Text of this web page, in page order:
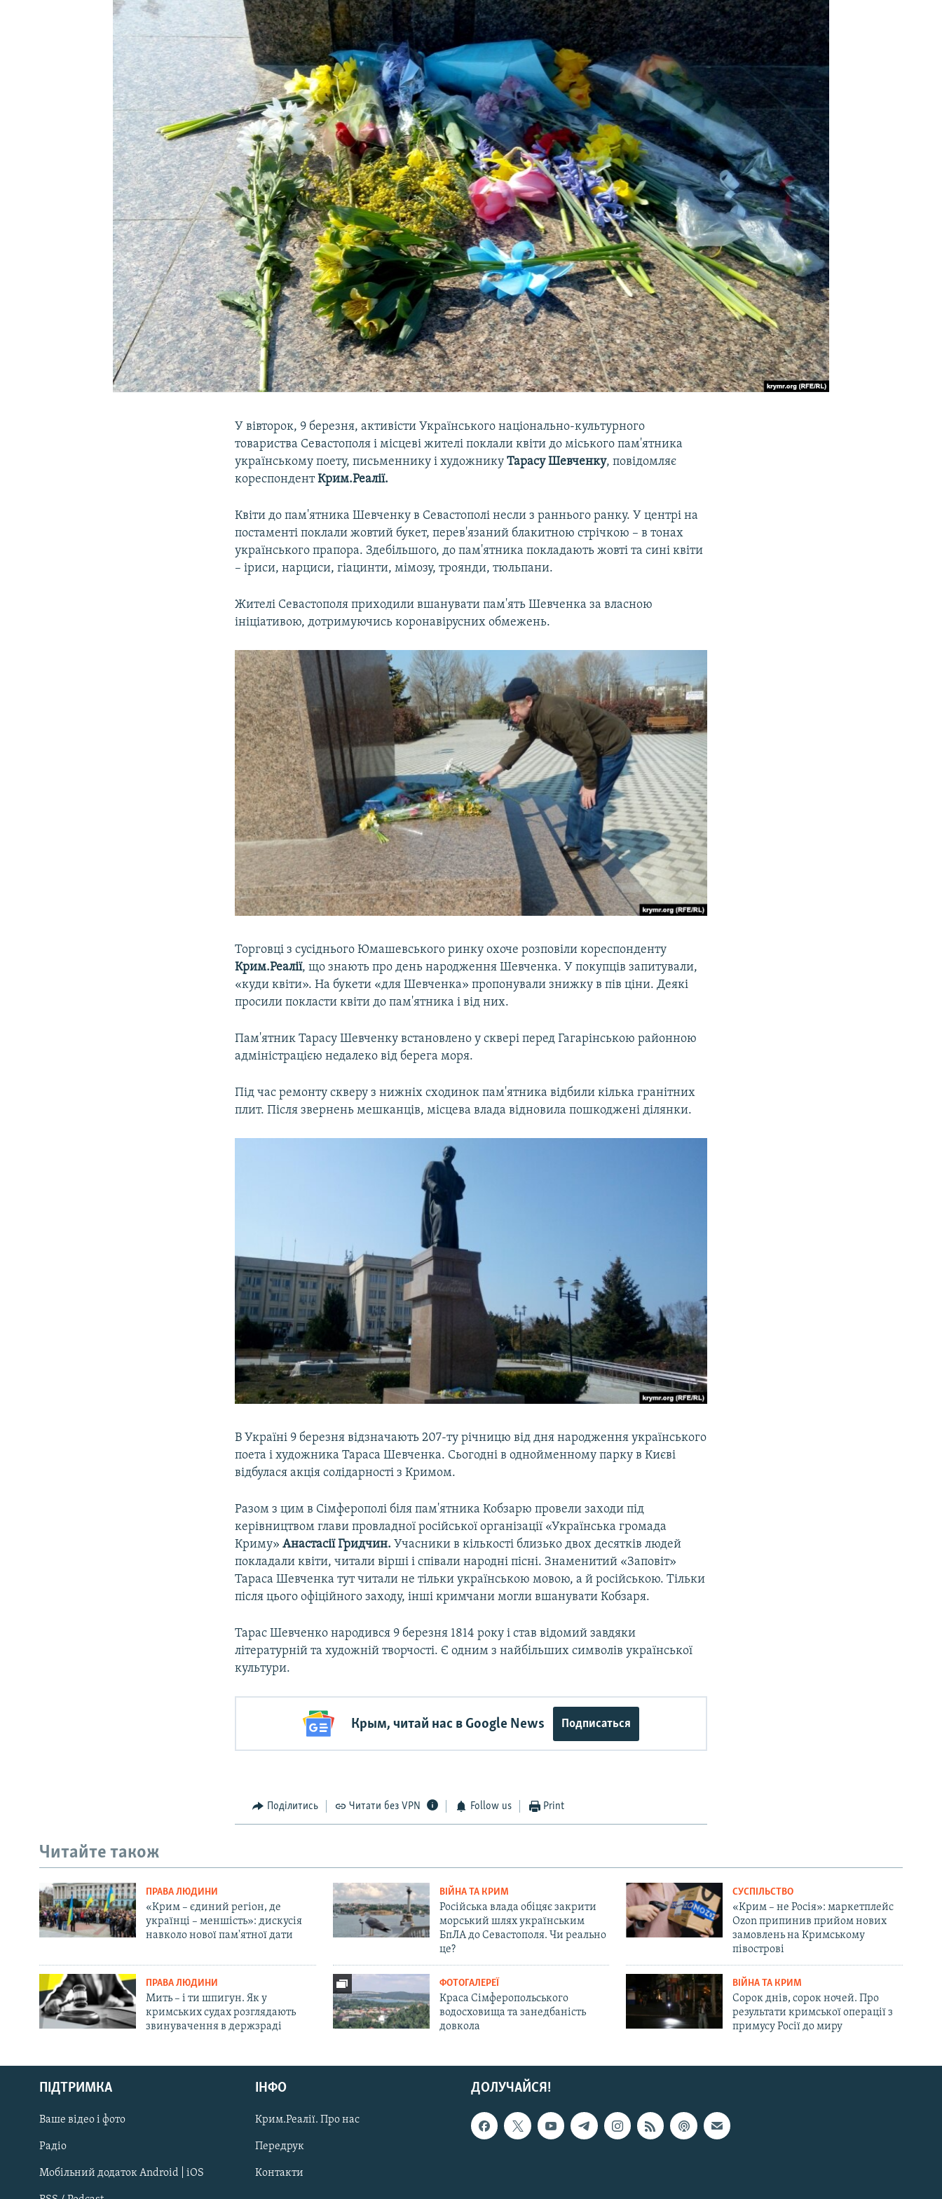
УКРАЇНСЬКА ПРОБЛЕМА КРИМУ
Русский
Qırımtatar
ДОЛУЧАЙСЯ!
У вівторок, 9 березня, активісти Українського національно-культурного
товариства Севастополя і місцеві жителі поклали квіти до міського пам'ятника
українському поету, письменнику і художникуТарасу Шевченку, повідомляє
кореспондентКрим.Реалії.
Квіти до пам'ятника Шевченку в Севастополі несли з раннього ранку. У центрі на
постаменті поклали жовтий букет, перев'язаний блакитною стрічкою – в тонах
українського прапора. Здебільшого, до пам'ятника покладають жовті та сині квіти
– іриси, нарциси, гіацинти, мімозу, троянди, тюльпани.
Жителі Севастополя приходили вшанувати пам'ять Шевченка за власною
ініціативою, дотримуючись коронавірусних обмежень.
Торговці з сусіднього Юмашевського ринку охоче розповіли кореспонденту
Крим.Реалії, що знають про день народження Шевченка. У покупців запитували,
«куди квіти». На букети «для Шевченка» пропонували знижку в пів ціни. Деякі
просили покласти квіти до пам'ятника і від них.
Пам'ятник Тарасу Шевченку встановлено у сквері перед Гагарінською районною
адміністрацією недалеко від берега моря.
Під час ремонту скверу з нижніх сходинок пам'ятника відбили кілька гранітних
плит. Після звернень мешканців, місцева влада відновила пошкоджені ділянки.
В Україні 9 березня відзначають 207-ту річницю від дня народження українського
поета і художника Тараса Шевченка. Сьогодні в однойменному парку в Києві
відбулася акція солідарності з Кримом.
Разом з цим в Сімферополі біля пам'ятника Кобзарю провели заходи під
керівництвом глави провладної російської організації «Українська громада
Криму»Анастасії Гридчин. Учасники в кількості близько двох десятків людей
покладали квіти, читали вірші і співали народні пісні. Знаменитий «Заповіт»
Тараса Шевченка тут читали не тільки українською мовою, а й російською. Тільки
після цього офіційного заходу, інші кримчани могли вшанувати Кобзаря.
Тарас Шевченко народився 9 березня 1814 року і став відомий завдяки
літературній та художній творчості. Є одним з найбільших символів української
культури.
Крым, читай нас в Google News Подписаться
Поділитись Читати без VPN Follow us Print
Читайте також
ПРАВА ЛЮДИНИ
«Крим – єдиний регіон, де
українці – меншість»: дискусія
навколо нової пам'ятної дати
ВІЙНА ТА КРИМ
Російська влада обіцяє закрити
морський шлях українським
БпЛА до Севастополя. Чи реально
це?
СУСПІЛЬСТВО
«Крим – не Росія»: маркетплейс
Ozon припинив прийом нових
замовлень на Кримському
півострові
ПРАВА ЛЮДИНИ
Мить – і ти шпигун. Як у
кримських судах розглядають
звинувачення в держзраді
ФОТОГАЛЕРЕЇ
Краса Сімферопольського
водосховища та занедбаність
довкола
ВІЙНА ТА КРИМ
Сорок днів, сорок ночей. Про
результати кримської операції з
примусу Росії до миру
ДОЛУЧАЙСЯ!
ПІДТРИМКА
Ваше відео і фото
Радіо
Мобільний додаток Android | iOS
ІНФО
Крим.Реалії. Про нас
Передрук
Контакти